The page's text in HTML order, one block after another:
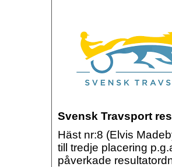
Svensk Travsport
Häst nr:8 (Elvis
till tredje placering
påverkade